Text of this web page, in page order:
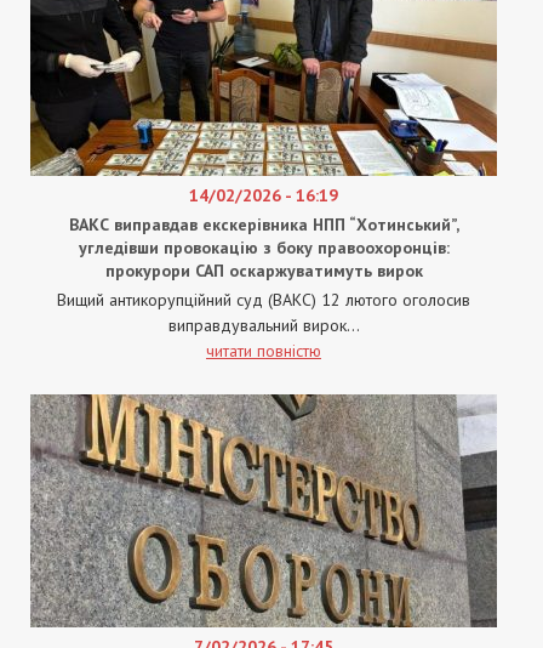
14/02/2026 - 16:19
ВАКС виправдав екскерівника НПП “Хотинський”,
угледівши провокацію з боку правоохоронців:
прокурори САП оскаржуватимуть вирок
Вищий антикорупційний суд (ВАКС) 12 лютого оголосив
виправдувальний вирок...
читати повністю